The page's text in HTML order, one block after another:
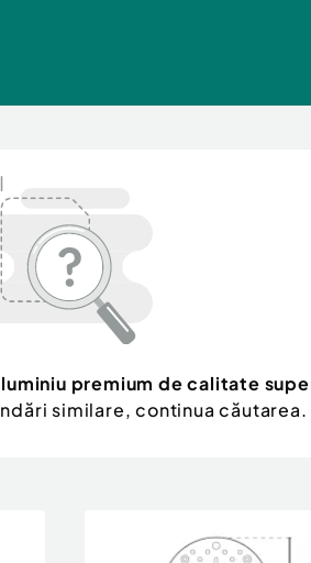
premium de calitate
similare, continua căutarea.